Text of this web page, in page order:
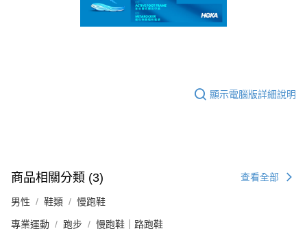
顯示電腦版詳細說明
商品相關分類 (3) 查看全部
男性 鞋類 慢跑鞋
專業運動 跑步 慢跑鞋｜路跑鞋